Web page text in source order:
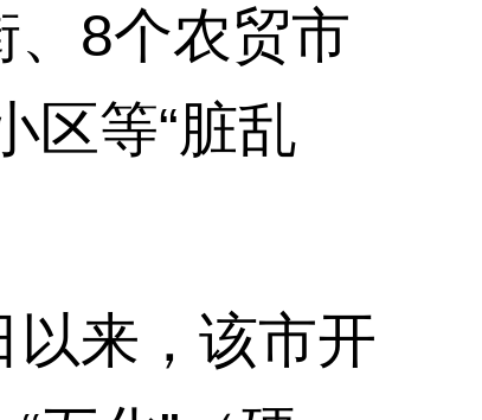
、8个农贸市
区等“脏乱
来，该市开